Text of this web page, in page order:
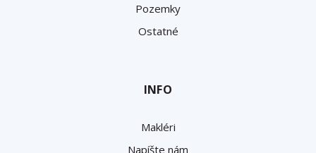
Pozemky
Ostatné
INFO
Makléri
Napíšte nám